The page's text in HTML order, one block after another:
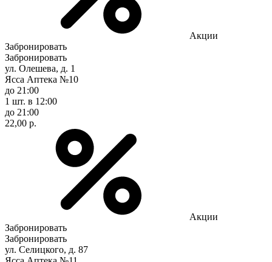
Акции
Забронировать
Забронировать
ул. Олешева, д. 1
Ясса Аптека №10
до 21:00
1 шт. в 12:00
до 21:00
22,00 р.
Акции
Забронировать
Забронировать
ул. Селицкого, д. 87